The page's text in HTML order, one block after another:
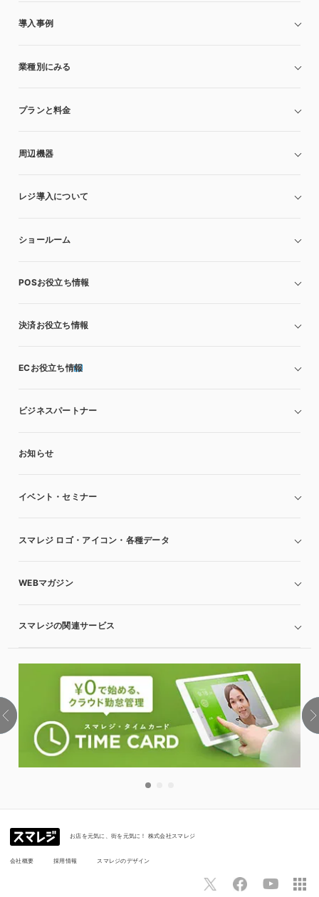
導入事例
業種別にみる
プランと料金
周辺機器
レジ導入について
ショールーム
POSお役立ち情報
決済お役立ち情報
ECお役立ち情報
ビジネスパートナー
お知らせ
イベント・セミナー
スマレジ ロゴ・アイコン・各種データ
WEBマガジン
スマレジの関連サービス
お店を元気に、街を元気に！ 株式会社スマレジ
会社概要 採用情報 スマレジのデザイン